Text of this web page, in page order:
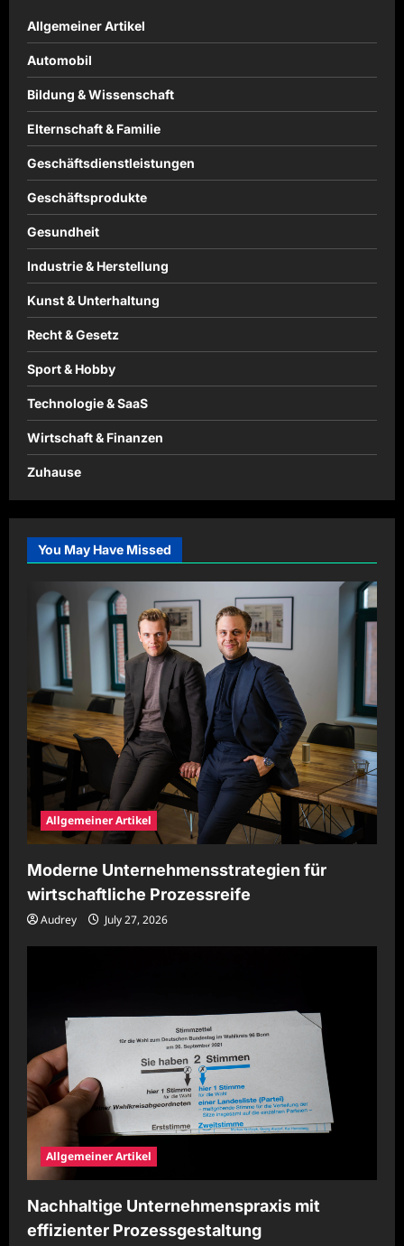
Allgemeiner Artikel
Automobil
Bildung & Wissenschaft
Elternschaft & Familie
Geschäftsdienstleistungen
Geschäftsprodukte
Gesundheit
Industrie & Herstellung
Kunst & Unterhaltung
Recht & Gesetz
Sport & Hobby
Technologie & SaaS
Wirtschaft & Finanzen
Zuhause
You May Have Missed
Allgemeiner Artikel
Moderne Unternehmensstrategien für
wirtschaftliche Prozessreife
Audrey July 27, 2026
Allgemeiner Artikel
Nachhaltige Unternehmenspraxis mit
effizienter Prozessgestaltung